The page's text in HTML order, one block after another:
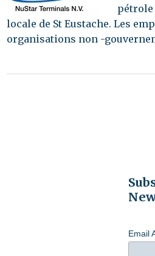
pétrole
locale de St Eustache. Les
organisations non -
Email